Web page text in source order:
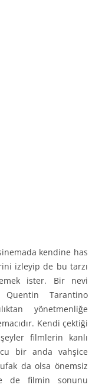
kendine has
izleyip de bu tarzı
ister. Bir nevi
Tarantino
yönetmenliğe
Kendi çektiği
filmlerin kanlı
bir anda vahşice
da olsa önemsiz
de filmin sonunu